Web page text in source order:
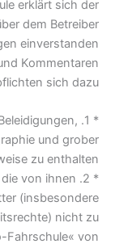
erklärt sich der
dem Betreiber
einverstanden:
Kommentaren
sich dazu,
und grober
zu enthalten,
die von ihnen
(insbesondere
nicht zu
Fahrschule« von